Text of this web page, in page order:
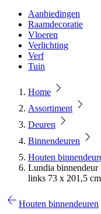
Aanbiedingen
Raamdecoratie
Vloeren
Verlichting
Verf
Tuin
Home
Assortiment
Deuren
Binnendeuren
Houten
Lundia
links 73 x 201,5 cm
Houten binnendeuren